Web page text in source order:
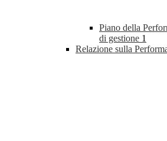
Piano della
di gestione 1
Relazione sulla